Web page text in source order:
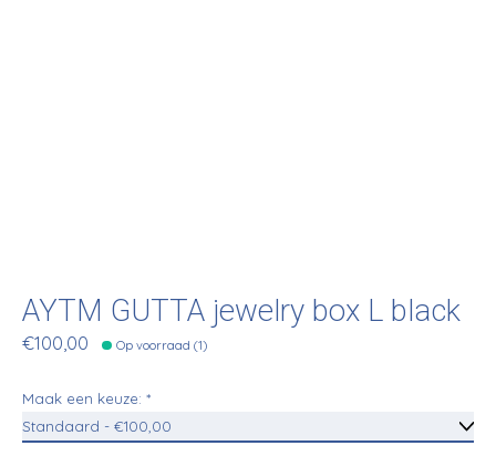
AYTM GUTTA jewelry box L black
€100,00 Op voorraad (1)
Maak een keuze: *